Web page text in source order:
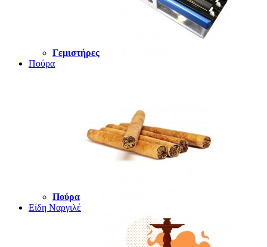
Γεμιστήρες
Πούρα
Πούρα
Είδη Ναργιλέ